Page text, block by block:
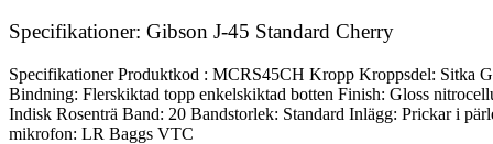
Specifikationer: Gibson J-45 Standard Cherry
Specifikationer Produktkod : MCRS45CH Kropp Kroppsdel: Sitka
Bindning: Flerskiktad topp enkelskiktad botten Finish: Gloss
Indisk Rosenträ Band: 20 Bandstorlek: Standard Inlägg: Prickar i
mikrofon: LR Baggs VTC